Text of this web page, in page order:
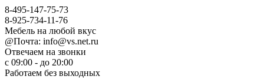
8-495-147-75-73
8-925-734-11-76
Мебель на любой вкус
@Почта: info@vs.net.ru
Отвечаем на звонки
с 09:00 - до 20:00
Работаем без выходных